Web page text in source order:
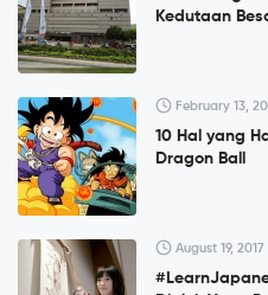
Kedutaan
February 13,
10 Hal yang
Dragon Ball
August 19, 2017